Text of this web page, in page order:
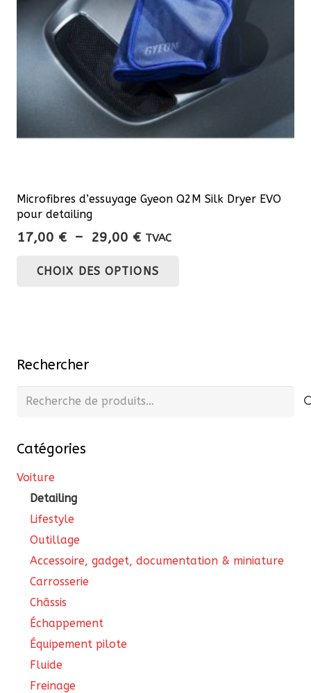
Microfibres d’essuyage Gyeon Q2M Silk Dryer EVO
pour detailing
17,00 € – 29,00 €Plage
prix :
TVAC
CHOIX DES OPTIONS
Rechercher
Recherche
Catégories
Voiture
Detailing
Lifestyle
Outillage
Accessoire, gadget, documentation & miniature
Carrosserie
Châssis
Échappement
Équipement pilote
Fluide
Freinage